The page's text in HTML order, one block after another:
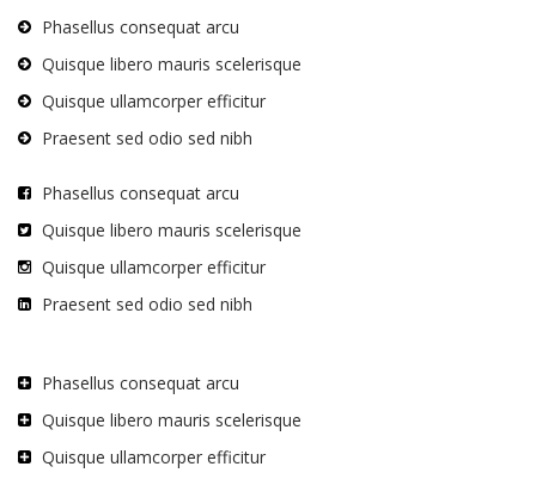
Phasellus consequat arcu
Quisque libero mauris scelerisque
Quisque ullamcorper efficitur
Praesent sed odio sed nibh
Phasellus consequat arcu
Quisque libero mauris scelerisque
Quisque ullamcorper efficitur
Praesent sed odio sed nibh
Phasellus consequat arcu
Quisque libero mauris scelerisque
Quisque ullamcorper efficitur